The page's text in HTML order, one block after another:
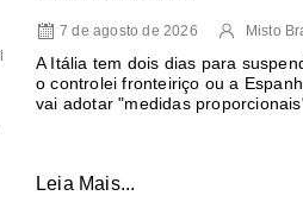
7 de agosto de 2026 Misto
A Itália tem dois dias para
o controlei fronteiriço ou a
vai adotar "medidas
Leia Mais...